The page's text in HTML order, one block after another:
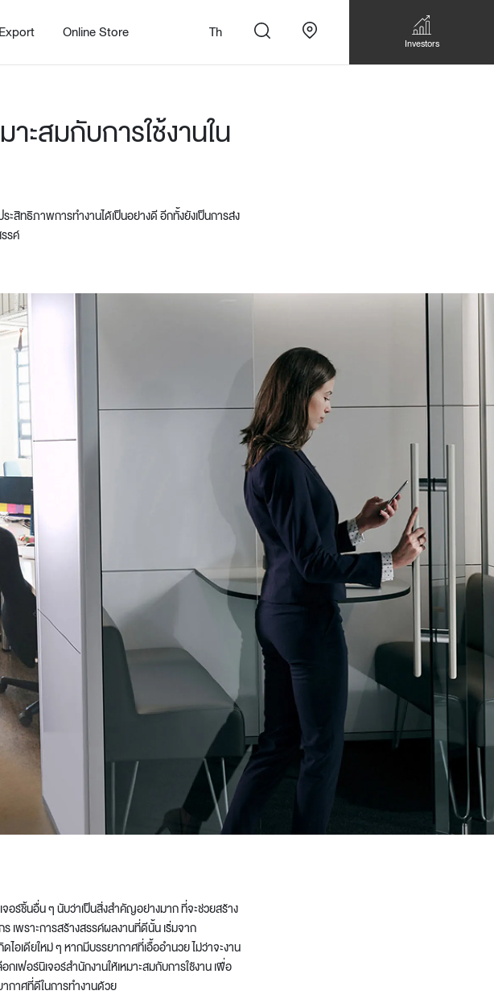
Kitchen Accessories
Trolley
Bookshelf & Multimedia
Walk-in closet
Wardrobe
Partition & Sliding Door
สไตล์
Export Online Store Th
Investors
าะสมกับการใช้งานใน
ะสิทธิภาพการทำงานได้เป็นอย่างดี อีกทั้งยังเป็นการส่ง
รค์
จอร์ชิ้นอื่น ๆ นับว่าเป็นสิ่งสำคัญอย่างมาก ที่จะช่วยสร้าง
รเพราะการสร้างสรรค์ผลงานที่ดีนั้น เริ่มจาก
ไอเดียใหม่ ๆหากมีบรรยากาศที่เอื้ออำนวย ไม่ว่าจะงาน
อกเฟอร์นิเจอร์สำนักงานให้เหมาะสมกับการใช้งาน เพื่อ
กาศที่ดีในการทำงานด้วย